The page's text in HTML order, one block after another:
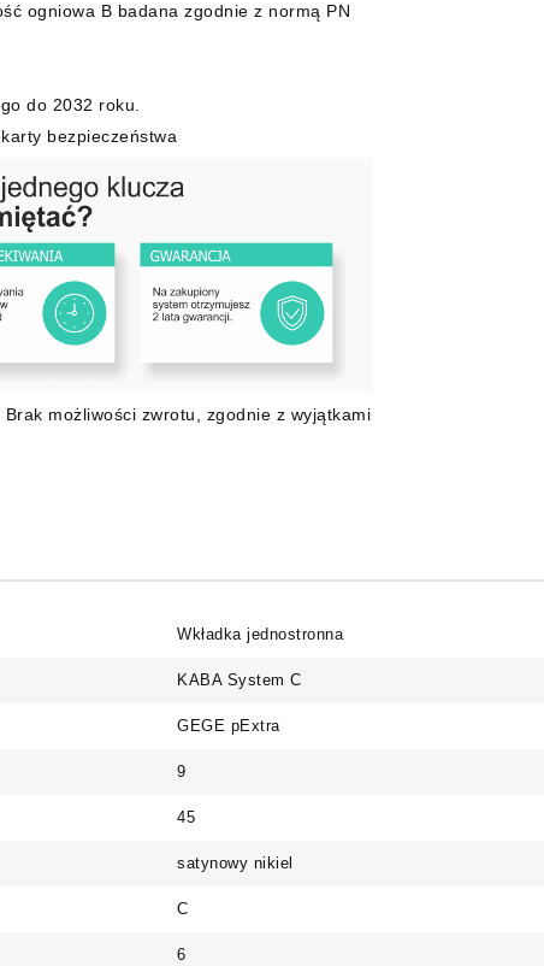
ogniowa B badana zgodnie z normą PN
do 2032 roku.
bezpieczeństwa
możliwości zwrotu, zgodnie z wyjątkami
Wkładka jednostronna
KABA System C
GEGE pExtra
9
45
satynowy nikiel
C
6